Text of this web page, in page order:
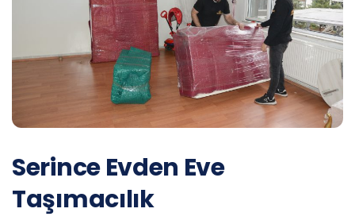
Serince Evden Eve
Taşımacılık